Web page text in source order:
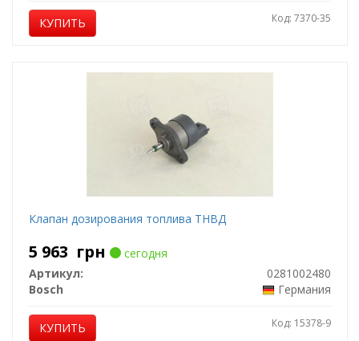
КУПИТЬ Код: 7370-35
Клапан дозирования топлива ТНВД
5 963 грн
сегодня
Артикул:
0281002480
Bosch
Германия
КУПИТЬ Код: 15378-9